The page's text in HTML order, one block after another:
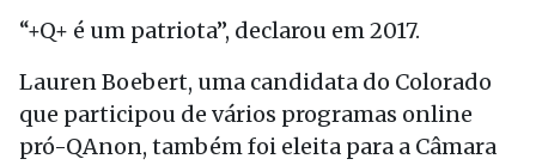
“+Q+ é um patriota”, declarou em 2017.
Lauren Boebert, uma candidata do Colorado
que participou de vários programas online
pró-QAnon, também foi eleita para a Câmara